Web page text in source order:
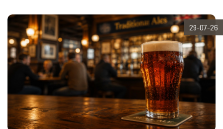
29-07-26